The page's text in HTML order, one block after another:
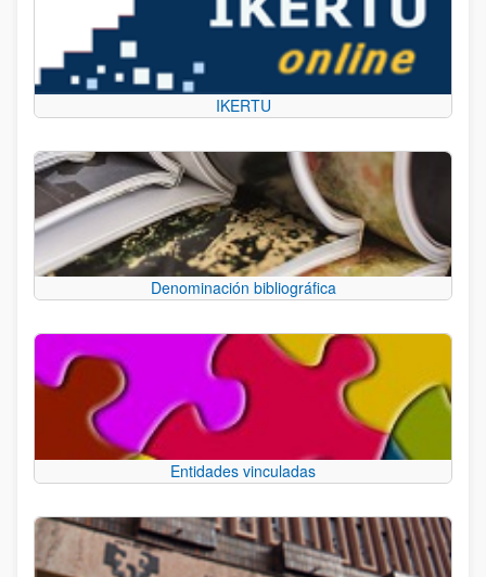
IKERTU
Denominación bibliográfica
Entidades vinculadas